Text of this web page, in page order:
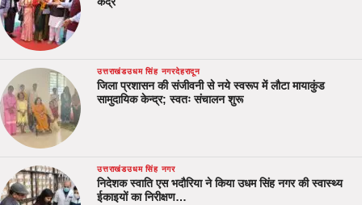
उत्तराखंडउधम सिंह नगरदेहरादून
जिला प्रशासन की संजीवनी से नये स्वरूप में लौटा मायाकुंड
सामुदायिक केन्द्र; स्वतः संचालन शुरू
उत्तराखंडउधम सिंह नगर
निदेशक स्वाति एस भदौरिया ने किया उधम सिंह नगर की स्वास्थ्य
ईकाइयों का निरीक्षण…